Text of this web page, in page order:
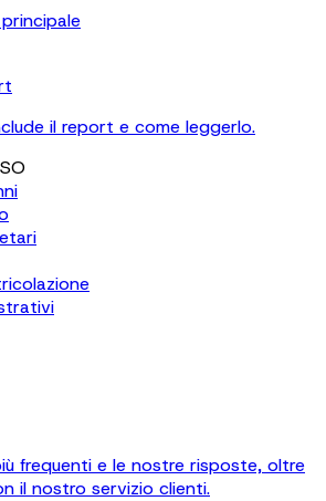
il report e come leggerlo.
frequenti e le nostre risposte, oltre
il nostro servizio clienti.